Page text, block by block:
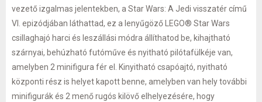
vezető izgalmas jelentekben, a Star Wars: A Jedi visszatér című
VI. epizódjában láthattad, ez a lenyűgöző LEGO® Star Wars
csillaghajó harci és leszállási módra állíthatod be, kihajtható
szárnyai, behúzható futóműve és nyitható pilótafülkéje van,
amelyben 2 minifigura fér el. Kinyitható csapóajtó, nyitható
központi rész is helyet kapott benne, amelyben van hely további
minifigurák és 2 menő rugós kilövő elhelyezésére, hogy